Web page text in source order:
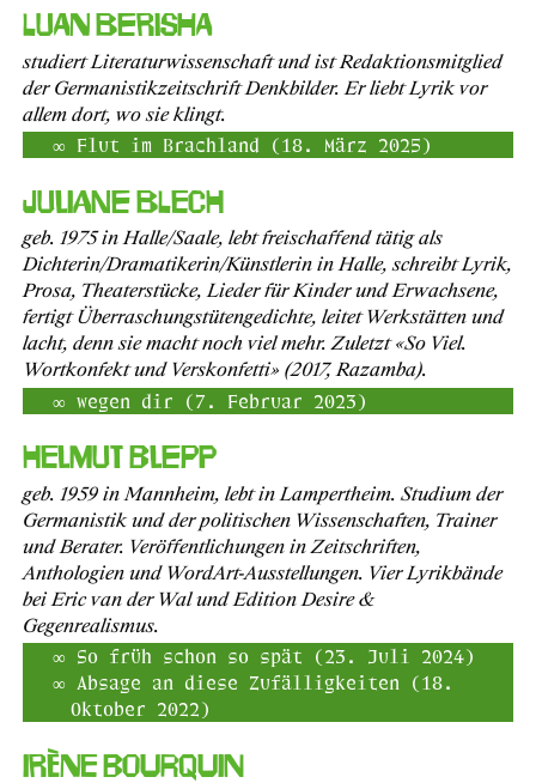
Luan Berisha
studiert Literaturwissenschaft und ist Redaktionsmitglied
der Germanistikzeitschrift Denkbilder. Er liebt Lyrik vor
allem dort, wo sie klingt.
Flut im Brachland (18. März 2025)
Juliane Blech
geb. 1975 in Halle/Saale, lebt freischaffend tätig als
Dichterin/Dramatikerin/Künstlerin in Halle, schreibt Lyrik,
Prosa, Theaterstücke, Lieder für Kinder und Erwachsene,
fertigt Überraschungstütengedichte, leitet Werkstätten und
lacht, denn sie macht noch viel mehr. Zuletzt «So Viel.
Wortkonfekt und Verskonfetti» (2017, Razamba).
wegen dir (7. Februar 2023)
Helmut Blepp
geb. 1959 in Mannheim, lebt in Lampertheim. Studium der
Germanistik und der politischen Wissenschaften, Trainer
und Berater. Veröffentlichungen in Zeitschriften,
Anthologien und WordArt-Ausstellungen. Vier Lyrikbände
bei Eric van der Wal und Edition Desire &
Gegenrealismus.
So früh schon so spät (23. Juli 2024)
Absage an diese Zufälligkeiten (18.
Oktober 2022)
Irène Bourquin